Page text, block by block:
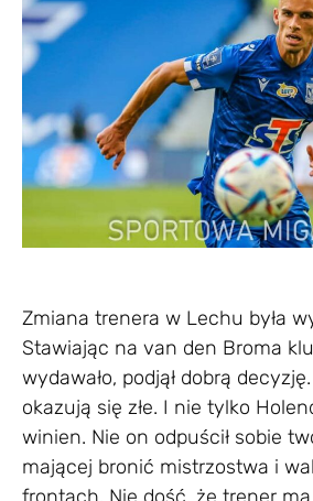
Zmiana trenera w Lechu była
Stawiając na van den Broma
wydawało, podjął dobrą
okazują się złe. I nie tylko
winien. Nie on odpuścił sobie
mającej bronić mistrzostwa i